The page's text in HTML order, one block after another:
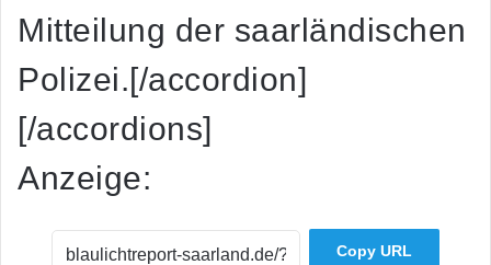
Mitteilung der saarländischen
Polizei.[/accordion]
[/accordions]
Anzeige:
Copy URL